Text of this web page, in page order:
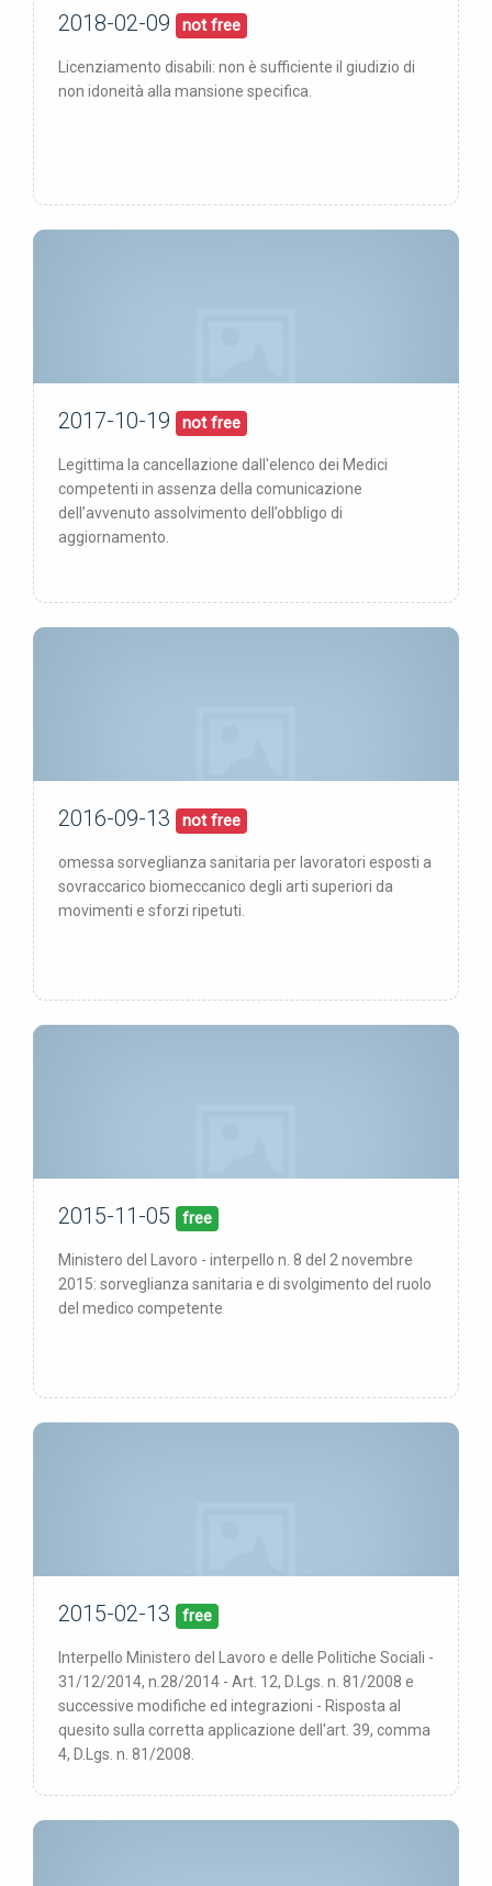
pubblicata:09/02/18
2018-02-09 not free
Licenziamento disabili: non è sufficiente il giudizio di
non idoneità alla mansione specifica.
pubblicata:19/10/17
2017-10-19 not free
Legittima la cancellazione dall'elenco dei Medici
competenti in assenza della comunicazione
dell’avvenuto assolvimento dell’obbligo di
aggiornamento.
pubblicata:13/09/16
2016-09-13 not free
omessa sorveglianza sanitaria per lavoratori esposti a
sovraccarico biomeccanico degli arti superiori da
movimenti e sforzi ripetuti.
pubblicata:05/11/15
2015-11-05 free
Ministero del Lavoro - interpello n. 8 del 2 novembre
2015: sorveglianza sanitaria e di svolgimento del ruolo
del medico competente
pubblicata:13/02/15
2015-02-13 free
Interpello Ministero del Lavoro e delle Politiche Sociali -
31/12/2014, n.28/2014 - Art. 12, D.Lgs. n. 81/2008 e
successive modifiche ed integrazioni - Risposta al
quesito sulla corretta applicazione dell'art. 39, comma
4, D.Lgs. n. 81/2008.